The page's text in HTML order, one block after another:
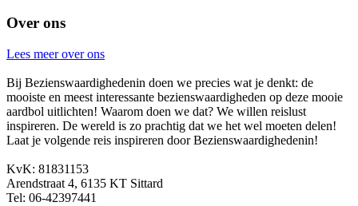
Over ons
Lees meer over ons
Bij Bezienswaardighedenin doen we precies wat je denkt: de
mooiste en meest interessante bezienswaardigheden op deze mooie
aardbol uitlichten! Waarom doen we dat? We willen reislust
inspireren. De wereld is zo prachtig dat we het wel moeten delen!
Laat je volgende reis inspireren door Bezienswaardighedenin!
KvK: 81831153
Arendstraat 4, 6135 KT Sittard
Tel: 06-42397441